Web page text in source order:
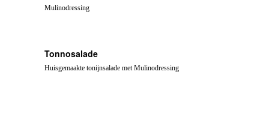
Mulinodressing
Tonnosalade
Huisgemaakte tonijnsalade met Mulinodressing